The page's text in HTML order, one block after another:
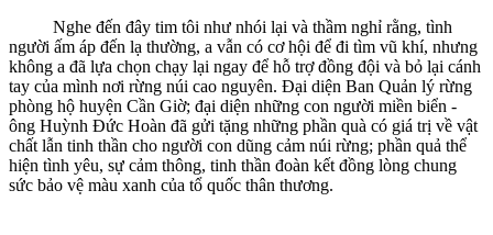
Nghe đến đây tim tôi như nhói lại và thầm nghỉ rằng, tình
người ấm áp đến lạ thường, a vẫn có cơ hội để đi tìm vũ khí, nhưng
không a đã lựa chọn chạy lại ngay để hỗ trợ đồng đội và bỏ lại cánh
tay của mình nơi rừng núi cao nguyên. Đại diện Ban Quản lý rừng
phòng hộ huyện Cần Giờ; đại diện những con người miền biển -
ông Huỳnh Đức Hoàn đã gửi tặng những phần quà có giá trị về vật
chất lẫn tinh thần cho người con dũng cảm núi rừng; phần quả thể
hiện tình yêu, sự cảm thông, tinh thần đoàn kết đồng lòng chung
sức bảo vệ màu xanh của tổ quốc thân thương.